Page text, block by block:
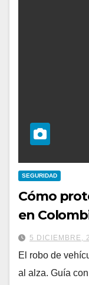
SEGURIDAD
Cómo
en
5 DICIEMBRE,
El robo de
al alza. Guía